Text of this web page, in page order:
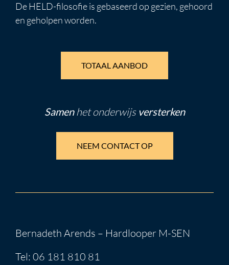
De HELD-filosofie is gebaseerd op gezien, gehoord
en geholpen worden.
TOTAAL AANBOD
Samenhet onderwijs versterken
NEEM CONTACT OP
Bernadeth Arends – Hardlooper M-SEN
Tel: 06 181 810 81